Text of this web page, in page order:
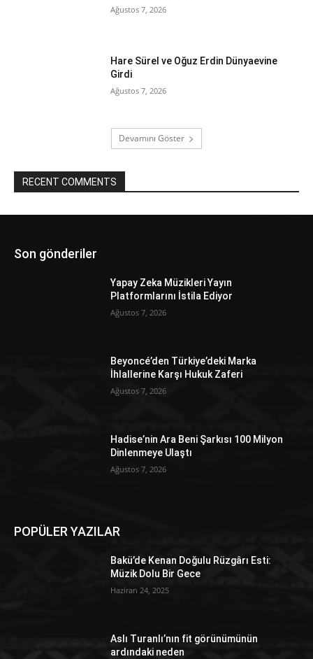
Ağustos 7, 2026
Hare Sürel ve Oğuz Erdin Dünyaevine
Girdi
Ağustos 7, 2026
Devamını Göster
RECENT COMMENTS
Son gönderiler
Yapay Zeka Müzikleri Yayın
Platformlarını İstila Ediyor
Ağustos 7, 2026
Beyoncé’den Türkiye’deki Marka
İhlallerine Karşı Hukuk Zaferi
Ağustos 7, 2026
Hadise’nin Ara Beni Şarkısı 100 Milyon
Dinlenmeye Ulaştı
Ağustos 7, 2026
POPÜLER YAZILAR
Bakü’de Kenan Doğulu Rüzgârı Esti:
Müzik Dolu Bir Gece
Haziran 24, 2025
Aslı Turanlı’nın fit görünümünün
ardındaki neden